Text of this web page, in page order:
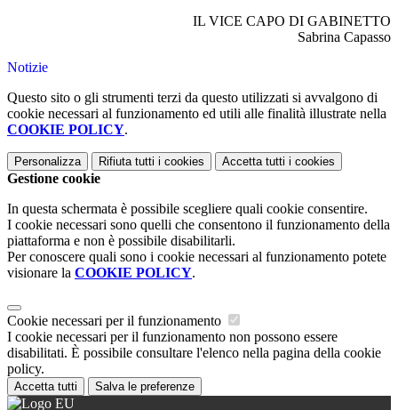
IL VICE CAPO DI GABINETTO
Sabrina Capasso
Notizie
Questo sito o gli strumenti terzi da questo utilizzati si avvalgono di
cookie necessari al funzionamento ed utili alle finalità illustrate nella
COOKIE POLICY.
Personalizza Rifiuta tutti i cookies Accetta tutti i cookies
Gestione cookie
In questa schermata è possibile scegliere quali cookie consentire.
I cookie necessari sono quelli che consentono il funzionamento della
piattaforma e non è possibile disabilitarli.
Per conoscere quali sono i cookie necessari al funzionamento potete
visionare la COOKIE POLICY.
Cookie necessari per il funzionamento
I cookie necessari per il funzionamento non possono essere
disabilitati. È possibile consultare l'elenco nella pagina della cookie
policy.
Accetta tutti Salva le preferenze